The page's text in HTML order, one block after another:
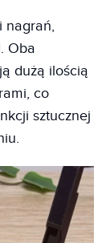
nagrań,
Oba
dużą ilością
co
sztucznej